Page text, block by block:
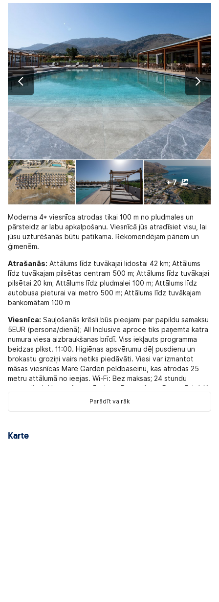
+ 7
Moderna 4* viesnīca atrodas tikai 100 m no pludmales un
pārsteidz ar labu apkalpošanu. Viesnīcā jūs atradīsiet visu, lai
jūsu uzturēšanās būtu patīkama. Rekomendējam pāriem un
ģimenēm.
Atrašanās: Attālums līdz tuvākajai lidostai 42 km; Attālums
līdz tuvākajam pilsētas centram 500 m; Attālums līdz tuvākajai
pilsētai 20 km; Attālums līdz pludmalei 100 m; Attālums līdz
autobusa pieturai vai metro 500 m; Attālums līdz tuvākajam
bankomātam 100 m
Viesnīca: Sauļošanās krēsli būs pieejami par papildu samaksu
5EUR (persona/dienā); All Inclusive aproce tiks paņemta katra
numura viesa aizbraukšanas brīdī. Viss iekļauts programma
beidzas plkst. 11:00. Higiēnas apsvērumu dēļ pusdienu un
brokastu groziņi vairs netiks piedāvāti. Viesi var izmantot
māsas viesnīcas Mare Garden peldbaseinu, kas atrodas 25
metru attālumā no ieejas. Wi-Fi: Bez maksas; 24 stundu
recepcija: Iekļauts; Autostāvvieta: Bez maksas; Restorāni: 1 (A
la carte restorāni: 0); Bāri: 2; Baseins pieaugušajiem - 1
segums: Smiltis un oļi; Ieeja jūrā: Smiltis un oļi; Pludmales
Parādīt vairāk
Karte